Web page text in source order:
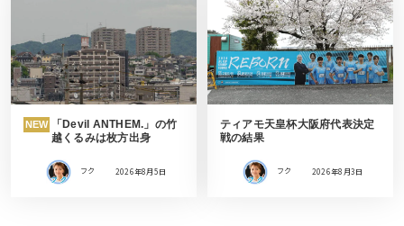
NEW
「Devil ANTHEM.」の竹
越くるみは枚方出身
フク 2026年8月5日
ティアモ天皇杯大阪府代表決定
戦の結果
フク 2026年8月3日